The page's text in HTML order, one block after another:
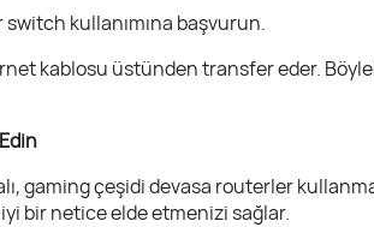
kullanımına başvurun.
kablosu üstünden transfer eder.
gaming çeşidi devasa routerler
bir netice elde etmenizi sağlar.